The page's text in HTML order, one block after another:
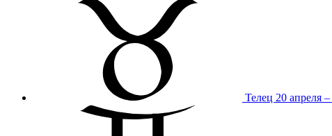
Телец 20 апреля